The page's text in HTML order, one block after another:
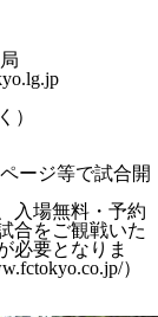
）
ージ等で試合開
入場無料・予約
合をご観戦いた
必要となりま
）